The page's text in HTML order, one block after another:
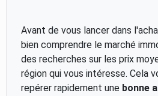
Avant de vous lancer dans
bien comprendre le marché
des recherches sur les prix
région qui vous intéresse. Cela
repérer rapidement une bonne